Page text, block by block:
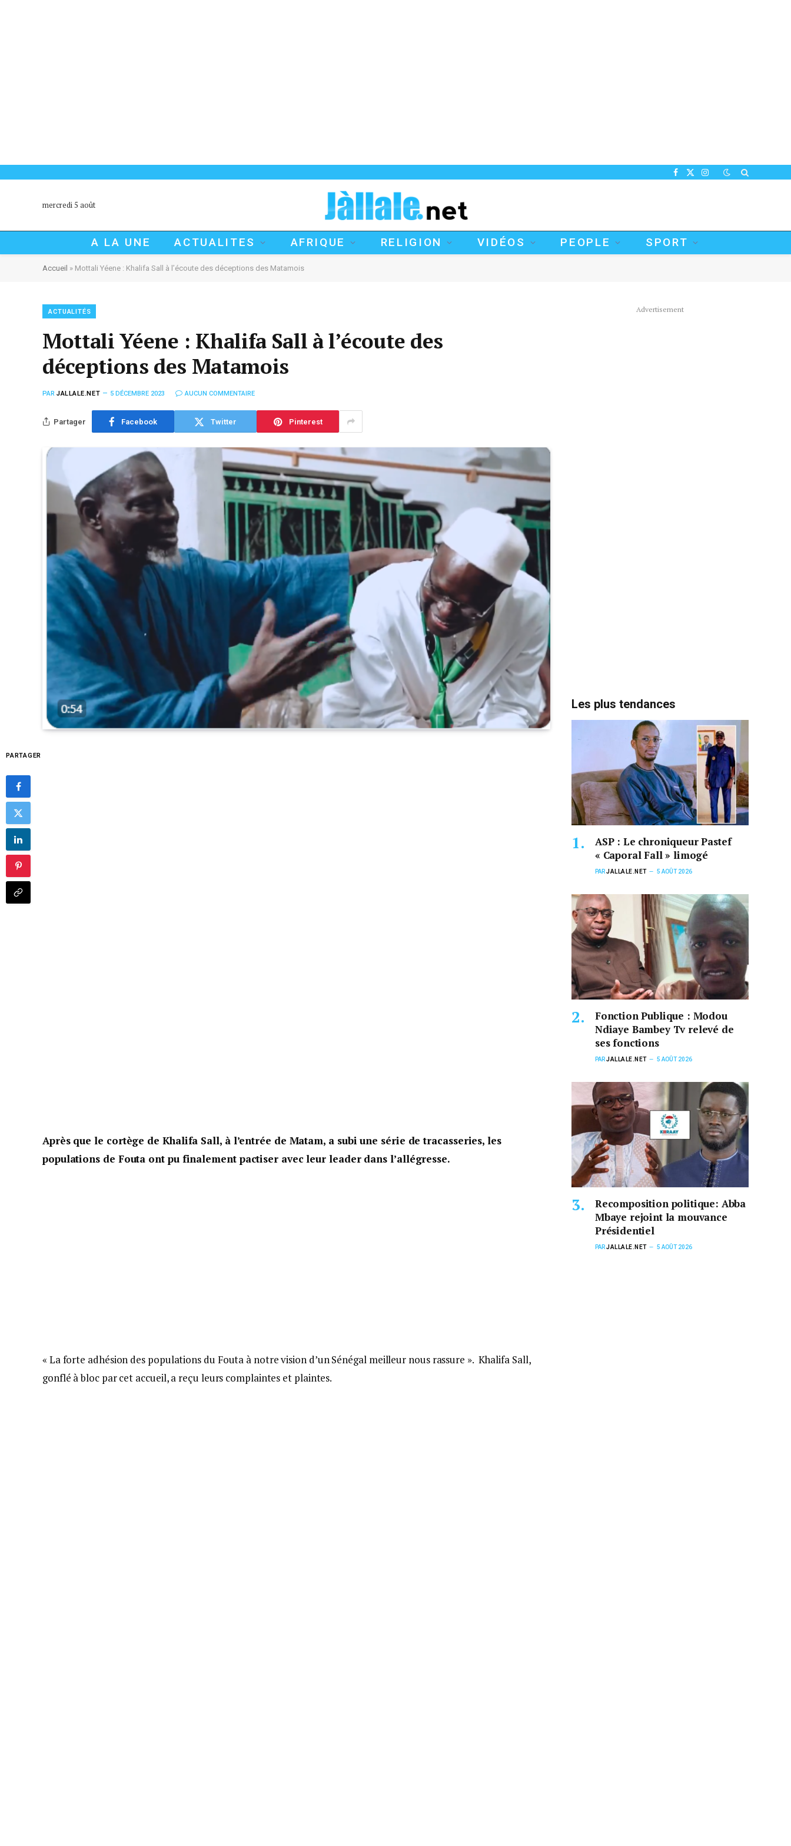
Facebook
X
Instagram
mercredi 5 août
A LA UNE ACTUALITES AFRIQUE RELIGION VIDÉOS PEOPLE SPORT
Accueil » Mottali Yéene : Khalifa Sall à l’écoute des déceptions des Matamois
ACTUALITÉS
Mottali Yéene : Khalifa Sall à l’écoute des
déceptions des Matamois
PAR JALLALE.NET 5 DÉCEMBRE 2023 AUCUN COMMENTAIRE
Partager Facebook Twitter Pinterest
PARTAGER
Après que le cortège de Khalifa Sall, à l’entrée de Matam, a subi une série de tracasseries, les
populations de Fouta ont pu finalement pactiser avec leur leader dans l’allégresse.
« La forte adhésion des populations du Fouta à notre vision d’un Sénégal meilleur nous rassure ». Khalifa Sall,
gonflé à bloc par cet accueil, a reçu leurs complaintes et plaintes.
Advertisement
Les plus tendances
ASP : Le chroniqueur Pastef
« Caporal Fall » limogé
PARJALLALE.NET 5 AOÛT 2026
Fonction Publique : Modou
Ndiaye Bambey Tv relevé de
ses fonctions
PARJALLALE.NET 5 AOÛT 2026
Recomposition politique: Abba
Mbaye rejoint la mouvance
Présidentiel
PARJALLALE.NET 5 AOÛT 2026